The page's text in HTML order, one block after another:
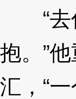
“去
抱。”
汇，“